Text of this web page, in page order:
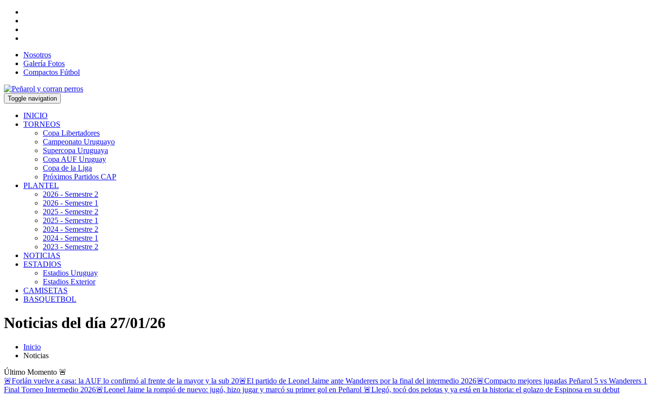
Nosotros
Galería Fotos
Compactos Fútbol
Toggle navigation
INICIO
TORNEOS
Copa Libertadores
Campeonato Uruguayo
Supercopa Uruguaya
Copa AUF Uruguay
Copa de la Liga
Próximos Partidos CAP
PLANTEL
2026 - Semestre 2
2026 - Semestre 1
2025 - Semestre 2
2025 - Semestre 1
2024 - Semestre 2
2024 - Semestre 1
2023 - Semestre 2
NOTICIAS
ESTADIOS
Estadios Uruguay
Estadios Exterior
CAMISETAS
BASQUETBOL
Noticias del día 27/01/26
Inicio
Noticias
Último Momento 🚨
🚨Forlán vuelve a casa: la AUF lo confirmó al frente de la mayor y la sub 20🚨El partido de Leonel Jaime ante Wanderers por la final del intermedio 2026🚨Compacto mejores jugadas Peñarol 5 vs Wanderers 1
Final Torneo Intermedio 2026🚨Leonel Jaime la rompió de nuevo: jugó, hizo jugar y marcó su primer gol en Peñarol 🚨Llegó, tocó dos pelotas y ya está en la historia: el golazo de Espinosa en su debut